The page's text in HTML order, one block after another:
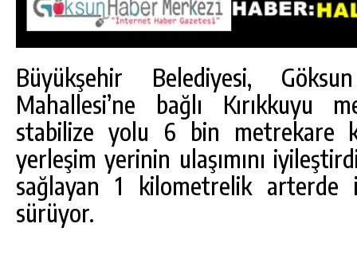
Büyükşehir Belediyesi,
Mahallesi’ne bağlı Kırıkkuyu
stabilize yolu 6 bin metrekare
yerleşim yerinin ulaşımını
sağlayan 1 kilometrelik
sürüyor.